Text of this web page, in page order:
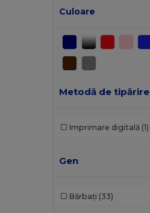
Culoare
Metodă de tipărire
Imprimare digitală (1)
Gen
Bărbați (33)